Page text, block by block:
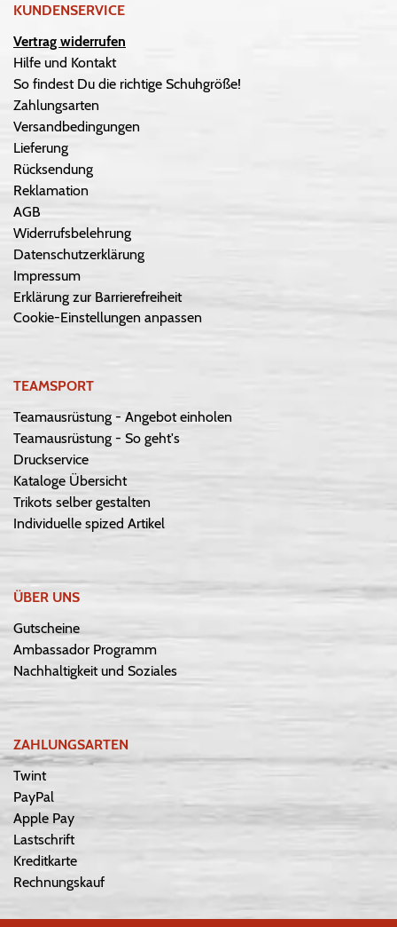
KUNDENSERVICE
Vertrag widerrufen
Hilfe und Kontakt
So findest Du die richtige Schuhgröße!
Zahlungsarten
Versandbedingungen
Lieferung
Rücksendung
Reklamation
AGB
Widerrufsbelehrung
Datenschutzerklärung
Impressum
Erklärung zur Barrierefreiheit
Cookie-Einstellungen anpassen
TEAMSPORT
Teamausrüstung - Angebot einholen
Teamausrüstung - So geht's
Druckservice
Kataloge Übersicht
Trikots selber gestalten
Individuelle spized Artikel
ÜBER UNS
Gutscheine
Ambassador Programm
Nachhaltigkeit und Soziales
ZAHLUNGSARTEN
Twint
PayPal
Apple Pay
Lastschrift
Kreditkarte
Rechnungskauf